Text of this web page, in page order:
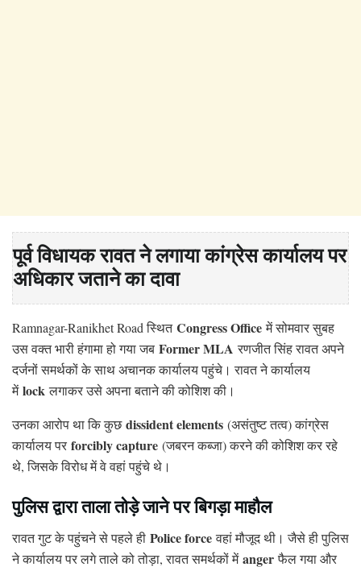
पूर्व विधायक रावत ने लगाया कांग्रेस कार्यालय पर
अधिकार जताने का दावा
Ramnagar-Ranikhet Road स्थितCongress Officeमें सोमवार सुबह
उस वक्त भारी हंगामा हो गया जब Former MLA रणजीत सिंह रावत अपने
दर्जनों समर्थकों के साथ अचानक कार्यालय पहुंचे। रावत ने कार्यालय
मेंlockलगाकर उसे अपना बताने की कोशिश की।
उनका आरोप था कि कुछdissident elements (असंतुष्ट तत्व) कांग्रेस
कार्यालय पर forcibly capture (जबरन कब्जा) करने की कोशिश कर रहे
थे, जिसके विरोध में वे वहां पहुंचे थे।
पुलिस द्वारा ताला तोड़े जाने पर बिगड़ा माहौल
रावत गुट के पहुंचने से पहले ही Police forceवहां मौजूद थी। जैसे ही पुलिस
ने कार्यालय पर लगे ताले को तोड़ा, रावत समर्थकों मेंangerफैल गया और